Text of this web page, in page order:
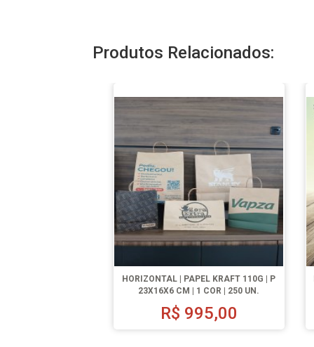
Produtos Relacionados:
HORIZONTAL | PAPEL KRAFT 110G | P
23X16X6 CM | 1 COR | 250 UN.
R$ 995,00